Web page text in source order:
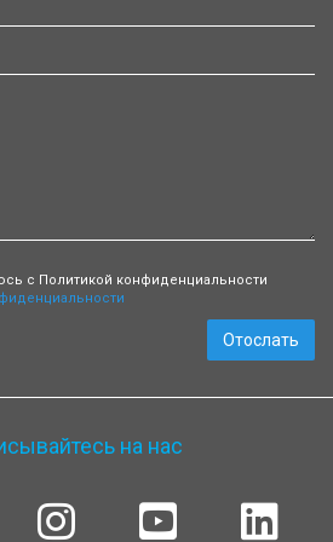
с Политикой конфиденциальности
Отослать
на нас